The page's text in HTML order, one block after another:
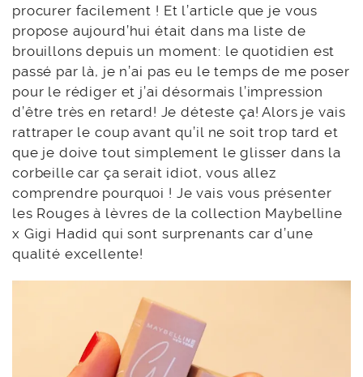
procurer facilement ! Et l’article que je vous
propose aujourd’hui était dans ma liste de
brouillons depuis un moment: le quotidien est
passé par là, je n’ai pas eu le temps de me poser
pour le rédiger et j’ai désormais l’impression
d’être très en retard! Je déteste ça! Alors je vais
rattraper le coup avant qu’il ne soit trop tard et
que je doive tout simplement le glisser dans la
corbeille car ça serait idiot, vous allez
comprendre pourquoi ! Je vais vous présenter
les Rouges à lèvres de la collection Maybelline
x Gigi Hadid qui sont surprenants car d’une
qualité excellente!